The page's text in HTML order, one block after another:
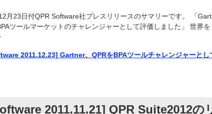
月23日付QPR Software社プレスリリースのサマリーです。 「
ツールマーケットのチャレンジャーとして評価しました」 世界
2011.12.23] Gartner、QPRをBPAツールチャレンジャーとし
2011.11.21] QPR Suite2012の